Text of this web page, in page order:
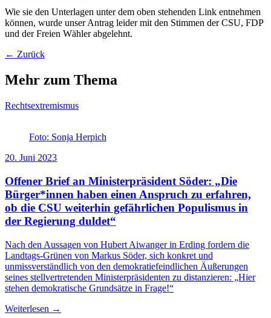
Wie sie den Unterlagen unter dem oben stehenden Link entnehmen
können, wurde unser Antrag leider mit den Stimmen der CSU, FDP
und der Freien Wähler abgelehnt.
← Zurück
Mehr zum Thema
Rechtsextremismus
Foto: Sonja Herpich
20. Juni 2023
Offener Brief an Ministerpräsident Söder: „Die
Bürger*innen haben einen Anspruch zu erfahren,
ob die CSU weiterhin gefährlichen Populismus in
der Regierung duldet“
Nach den Aussagen von Hubert Aiwanger in Erding fordern die
Landtags-Grünen von Markus Söder, sich konkret und
unmissverständlich von den demokratiefeindlichen Äußerungen
seines stellvertretenden Ministerpräsidenten zu distanzieren: „Hier
stehen demokratische Grundsätze in Frage!“
Weiterlesen →